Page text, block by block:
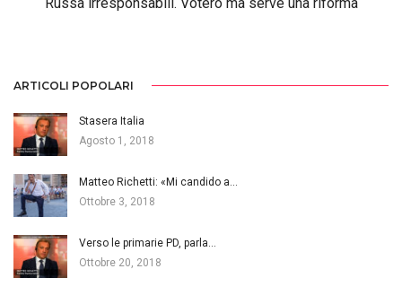
ARTICOLI POPOLARI
Stasera Italia
Agosto 1, 2018
Matteo Richetti: «Mi candido a…
Ottobre 3, 2018
Verso le primarie PD, parla…
Ottobre 20, 2018